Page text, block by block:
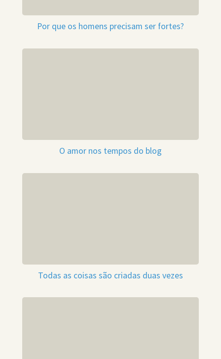
Por que os homens precisam ser fortes?
O amor nos tempos do blog
Todas as coisas são criadas duas vezes